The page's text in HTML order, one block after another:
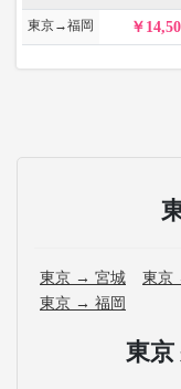
東京→福岡
東京 → 宮城 東京
東京 → 福岡
東京